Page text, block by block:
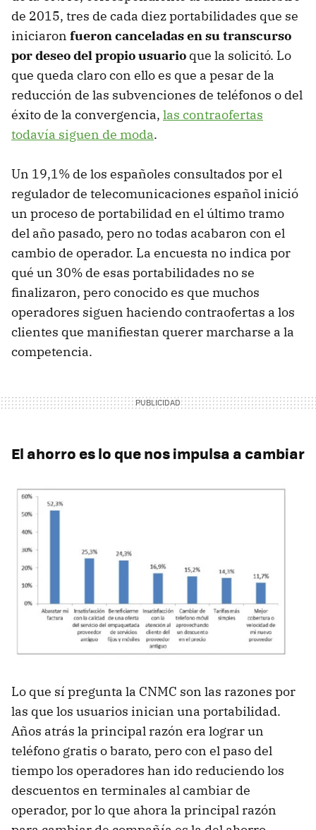
de 2015, tres de cada diez portabilidades que se
iniciaron fueron canceladas en su transcurso
por deseo del propio usuario que la solicitó. Lo
que queda claro con ello es que a pesar de la
reducción de las subvenciones de teléfonos o del
éxito de la convergencia, las contraofertas
todavía siguen de moda.
Un 19,1% de los españoles consultados por el
regulador de telecomunicaciones español inició
un proceso de portabilidad en el último tramo
del año pasado, pero no todas acabaron con el
cambio de operador. La encuesta no indica por
qué un 30% de esas portabilidades no se
finalizaron, pero conocido es que muchos
operadores siguen haciendo contraofertas a los
clientes que manifiestan querer marcharse a la
competencia.
El ahorro es lo que nos impulsa a cambiar
Lo que sí pregunta la CNMC son las razones por
las que los usuarios inician una portabilidad.
Años atrás la principal razón era lograr un
teléfono gratis o barato, pero con el paso del
tiempo los operadores han ido reduciendo los
descuentos en terminales al cambiar de
operador, por lo que ahora la principal razón